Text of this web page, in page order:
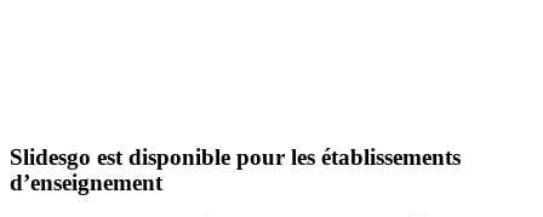
Slidesgo est disponible pour les établissements
d’enseignement